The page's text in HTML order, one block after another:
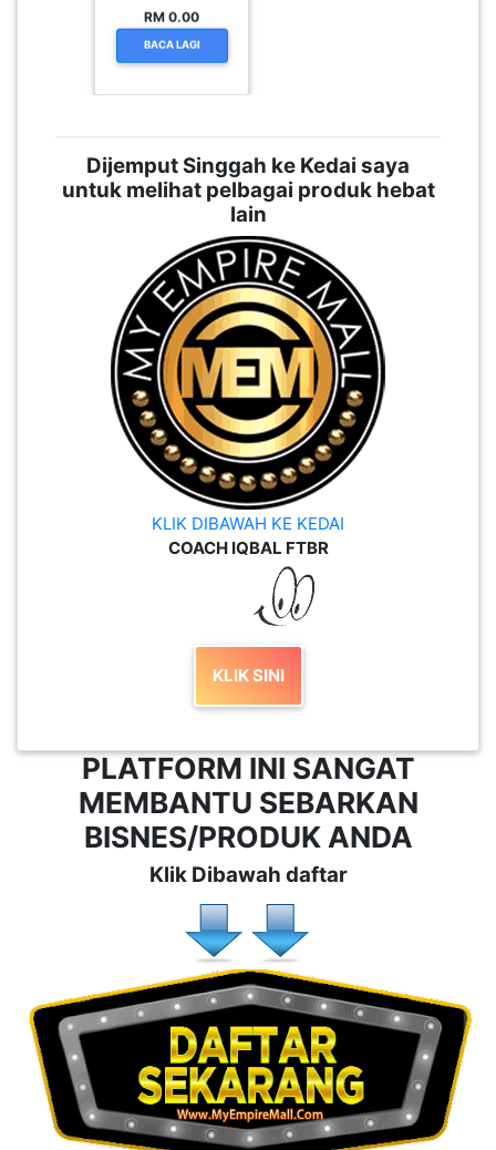
RM 0.00
Dijemput Singgah ke Kedai saya
untuk melihat pelbagai produk hebat
lain
KLIK DIBAWAH KE KEDAI
COACH IQBAL FTBR
KLIK SINI
PLATFORM INI SANGAT
MEMBANTU SEBARKAN
BISNES/PRODUK ANDA
Klik Dibawah daftar